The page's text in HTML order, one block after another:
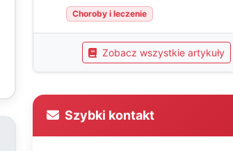
Choroby i leczenie
Zobacz wszystkie artykuły
Szybki kontakt